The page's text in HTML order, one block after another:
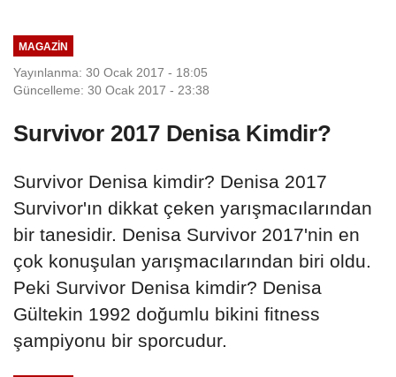
MAGAZIN
Yayınlanma: 30 Ocak 2017 - 18:05
Güncelleme: 30 Ocak 2017 - 23:38
Survivor 2017 Denisa Kimdir?
Survivor Denisa kimdir? Denisa 2017
Survivor'ın dikkat çeken yarışmacılarından
bir tanesidir. Denisa Survivor 2017'nin en
çok konuşulan yarışmacılarından biri oldu.
Peki Survivor Denisa kimdir? Denisa
Gültekin 1992 doğumlu bikini fitness
şampiyonu bir sporcudur.